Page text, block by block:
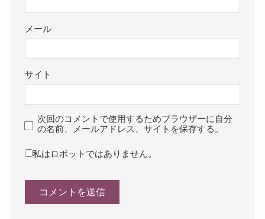
メール
サイト
次回のコメントで使用するためブラウザーに自分
の名前、メールアドレス、サイトを保存する。
私はロボットではありません。